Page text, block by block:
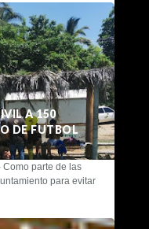
A 150
DE FUTBOL
Como parte de las
para evitar